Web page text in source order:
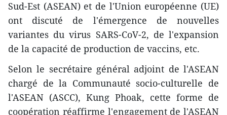
Sud-Est (ASEAN) et de l'Union européenne (UE)
ont discuté de l'émergence de nouvelles
variantes du virus SARS-CoV-2, de l'expansion
de la capacité de production de vaccins, etc.
Selon le secrétaire général adjoint de l'ASEAN
chargé de la Communauté socio-culturelle de
l'ASEAN (ASCC), Kung Phoak, cette forme de
coopération réaffirme l'engagement de l'ASEAN